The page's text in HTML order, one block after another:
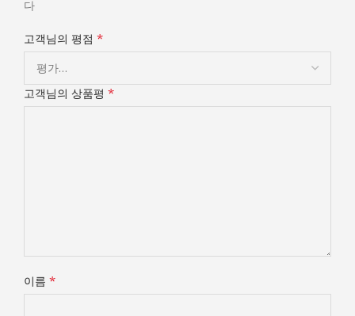
다
고객님의 평점 *
고객님의 상품평 *
이름 *